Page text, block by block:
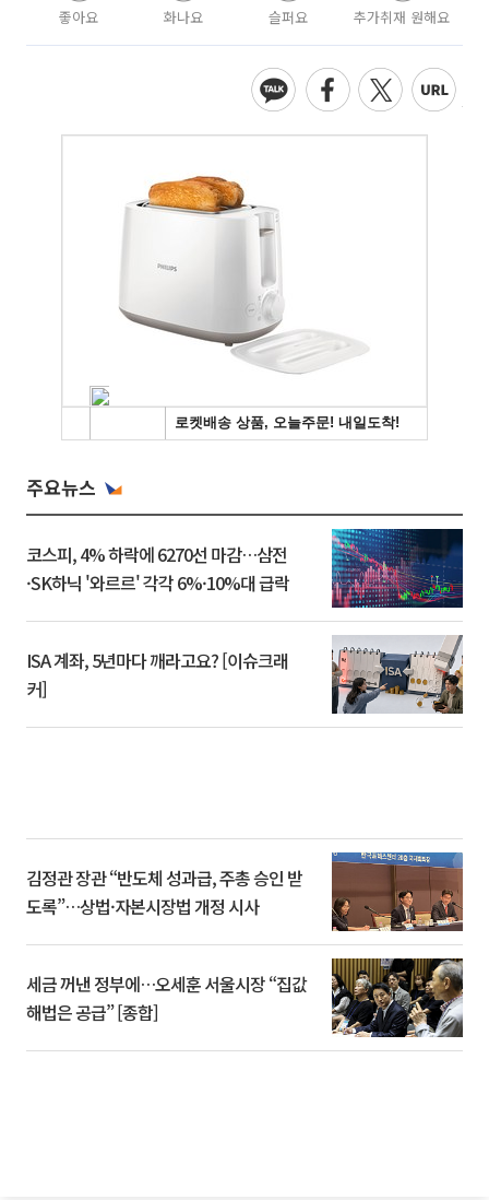
좋아요 화나요 슬퍼요 추가취재 원해요
주요뉴스
코스피, 4% 하락에 6270선 마감…삼전
·SK하닉 '와르르' 각각 6%·10%대 급락
ISA 계좌, 5년마다 깨라고요? [이슈크래
커]
김정관 장관 “반도체 성과급, 주총 승인 받
도록”…상법·자본시장법 개정 시사
세금 꺼낸 정부에…오세훈 서울시장 “집값
해법은 공급” [종합]